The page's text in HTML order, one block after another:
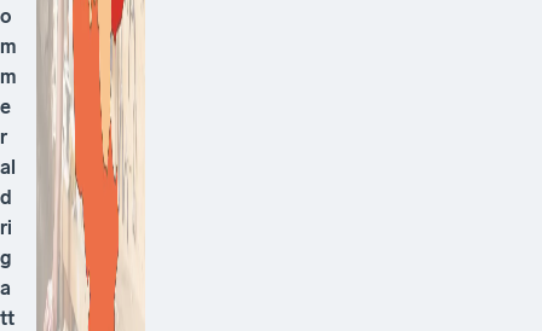
o
m
m
e
r
al
d
ri
g
a
tt